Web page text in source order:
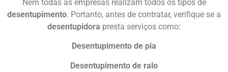
Nem todas as empresas realizam todos os tipos de
desentupimento. Portanto, antes de contratar, verifique se a
desentupidora presta serviços como:
Desentupimento de pia
Desentupimento de ralo